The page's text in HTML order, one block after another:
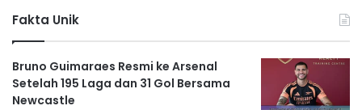
Fakta Unik
Bruno Guimaraes Resmi ke Arsenal
Setelah 195 Laga dan 31 Gol Bersama
Newcastle